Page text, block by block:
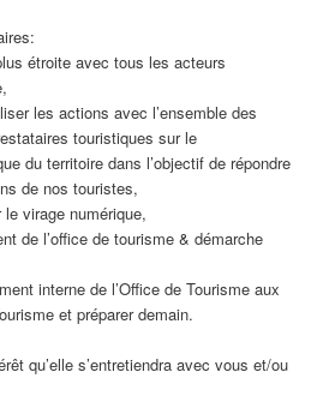
étroite avec tous les acteurs
les actions avec l’ensemble des
touristiques sur le
du territoire dans l’objectif de répondre
de nos touristes,
virage numérique,
de l’office de tourisme & démarche
interne de l’Office de Tourisme aux
et préparer demain.
qu’elle s’entretiendra avec vous et/ou